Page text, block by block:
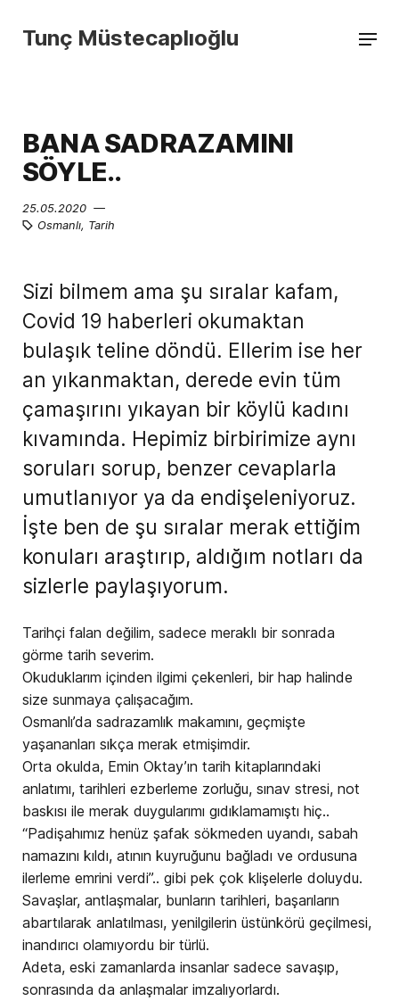
Tunç Müstecaplıoğlu
BANA SADRAZAMINI
SÖYLE..
25.05.2020 —
Osmanlı, Tarih
Sizi bilmem ama şu sıralar kafam,
Covid 19 haberleri okumaktan
bulaşık teline döndü. Ellerim ise her
an yıkanmaktan, derede evin tüm
çamaşırını yıkayan bir köylü kadını
kıvamında. Hepimiz birbirimize aynı
soruları sorup, benzer cevaplarla
umutlanıyor ya da endişeleniyoruz.
İşte ben de şu sıralar merak ettiğim
konuları araştırıp, aldığım notları da
sizlerle paylaşıyorum.
Tarihçi falan değilim, sadece meraklı bir sonrada
görme tarih severim.
Okuduklarım içinden ilgimi çekenleri, bir hap halinde
size sunmaya çalışacağım.
Osmanlı’da sadrazamlık makamını, geçmişte
yaşananları sıkça merak etmişimdir.
Orta okulda, Emin Oktay’ın tarih kitaplarındaki
anlatımı, tarihleri ezberleme zorluğu, sınav stresi, not
baskısı ile merak duygularımı gıdıklamamıştı hiç..
“Padişahımız henüz şafak sökmeden uyandı, sabah
namazını kıldı, atının kuyruğunu bağladı ve ordusuna
ilerleme emrini verdi”.. gibi pek çok klişelerle doluydu.
Savaşlar, antlaşmalar, bunların tarihleri, başarıların
abartılarak anlatılması, yenilgilerin üstünkörü geçilmesi,
inandırıcı olamıyordu bir türlü.
Adeta, eski zamanlarda insanlar sadece savaşıp,
sonrasında da anlaşmalar imzalıyorlardı.